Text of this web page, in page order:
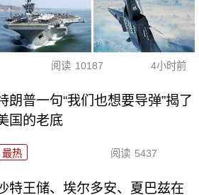
阅读 10187 4小时前
朗普一句“我们也想要导弹”揭了
国的老底
最热 阅读 5437
特王储、埃尔多安、夏巴兹在